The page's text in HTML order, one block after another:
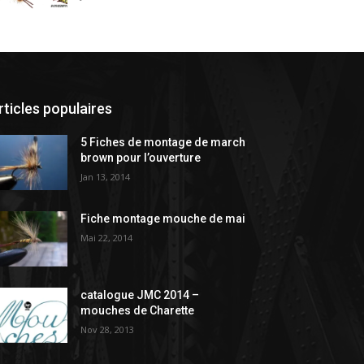
populaires
5 Fiches de montage de march
brown pour l’ouverture
Jan 13, 2014
Fiche montage mouche de mai
Mai 22, 2014
catalogue JMC 2014 –
mouches de Charette
Nov 28, 2013